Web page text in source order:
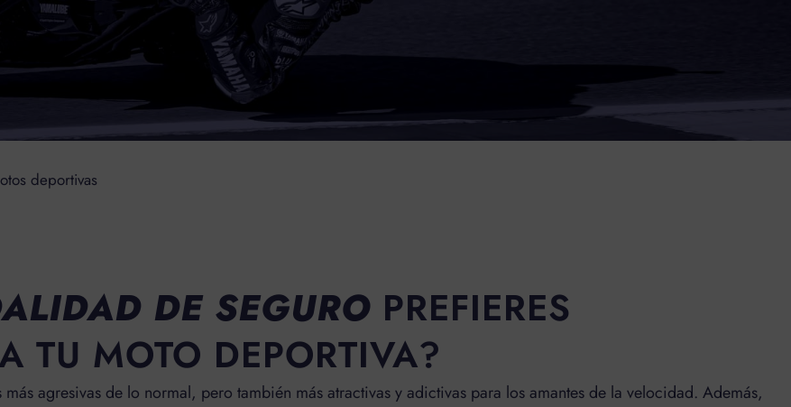
deportivas
DE SEGUROPREFIERES
TU MOTO DEPORTIVA?
agresivas de lo normal, pero también más atractivas y adictivas para los amantes de la velocidad. Además,